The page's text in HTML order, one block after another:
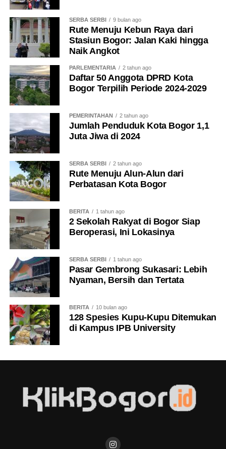
SERBA SERBI 9 bulan ago
Rute Menuju Kebun Raya dari
Stasiun Bogor: Jalan Kaki hingga
Naik Angkot
PARLEMENTARIA 2 tahun ago
Daftar 50 Anggota DPRD Kota
Bogor Terpilih Periode 2024-2029
PEMERINTAHAN 2 tahun ago
Jumlah Penduduk Kota Bogor 1,1
Juta Jiwa di 2024
SERBA SERBI 2 tahun ago
Rute Menuju Alun-Alun dari
Perbatasan Kota Bogor
BERITA 1 tahun ago
2 Sekolah Rakyat di Bogor Siap
Beroperasi, Ini Lokasinya
SERBA SERBI 1 tahun ago
Pasar Gembrong Sukasari: Lebih
Nyaman, Bersih dan Tertata
BERITA 10 bulan ago
128 Spesies Kupu-Kupu Ditemukan
di Kampus IPB University